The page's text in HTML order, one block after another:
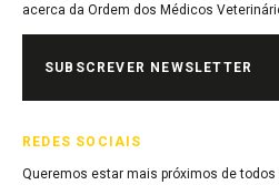
acerca da Ordem dos Médicos
SUBSCREVER NEWSLETTER
REDES SOCIAIS
Queremos estar mais próximos de